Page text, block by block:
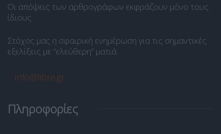
Οι απόψεις των αρθρογράφων εκφράζουν μόνο τους
ίδιους.
Στόχος μας η σφαιρική ενημέρωση για τις σημαντικές
εξελίξεις με “ελεύθερη” ματιά.
info@libre.gr
Πληροφορίες